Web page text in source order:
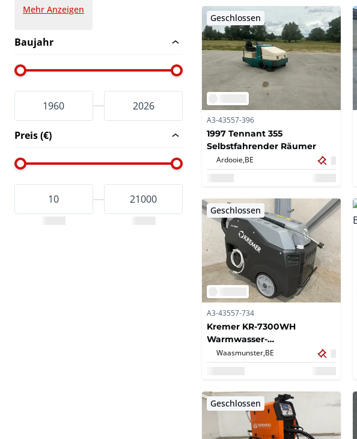
Mehr Anzeigen
Baujahr
Preis (€)
Geschlossen
A3-43557-396
1997 Tennant 355
Selbstfahrender Räumer
Ardooie,BE
Geschlossen
A3-43557-734
Kremer KR-7300WH
Warmwasser-
Hochdruckreiniger
Waasmunster, BE
Geschlossen